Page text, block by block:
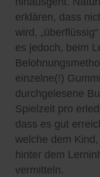
erklären, dass
wird,
es jedoch, beim
einzelne(!)
durchgelesene
Spielzeit pro
dass es gut
welche dem
hinter dem
vermitteln.